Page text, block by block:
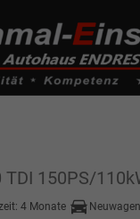
to address or value:
150PS/
4 Monate Neuwagen